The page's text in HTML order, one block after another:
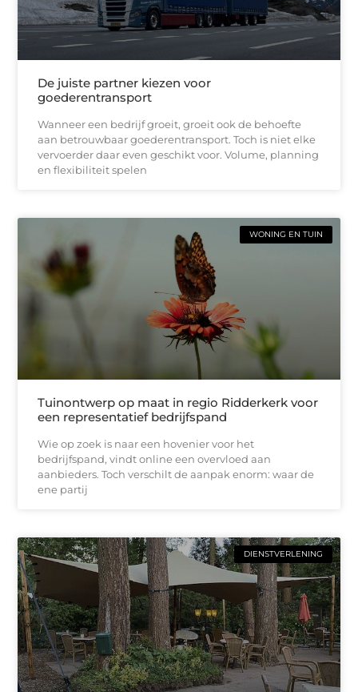
De juiste partner kiezen voor
goederentransport
Wanneer een bedrijf groeit, groeit ook de behoefte
aan betrouwbaar goederentransport. Toch is niet elke
vervoerder daar even geschikt voor. Volume, planning
en flexibiliteit spelen
WONING EN TUIN
Tuinontwerp op maat in regio Ridderkerk voor
een representatief bedrijfspand
Wie op zoek is naar een hovenier voor het
bedrijfspand, vindt online een overvloed aan
aanbieders. Toch verschilt de aanpak enorm: waar de
ene partij
DIENSTVERLENING